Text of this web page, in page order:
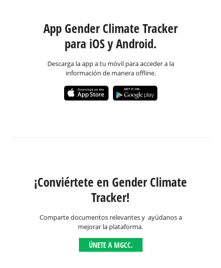
App Gender Climate Tracker
para iOS y Android.
Descarga la app a tu móvil para acceder a la
información de manera offline.
¡Conviértete en Gender Climate
Tracker!
Comparte documentos relevantes y ayúdanos a
mejorar la plataforma.
ÚNETE A MGCC.